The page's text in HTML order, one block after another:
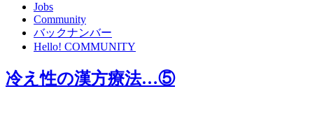
Jobs
Community
バックナンバー
Hello! COMMUNITY
冷え性の漢方療法…⑤